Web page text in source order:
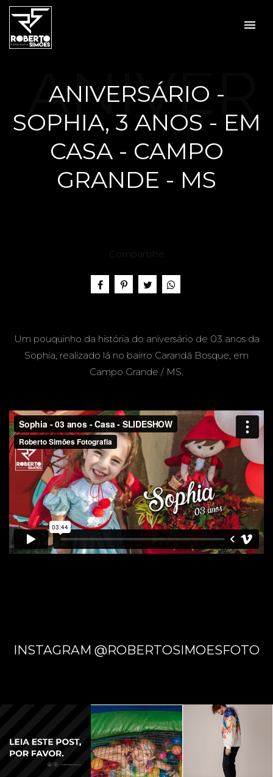
menu
ANIVERSÁRIO -
SOPHIA, 3 ANOS - EM
CASA - CAMPO
GRANDE - MS
ANIVER
SÁRIO -
SOPHI
A, 3
ANOS -
EM
CASA -
GRAND
E - MS
Compartilhe
Um pouquinho da história do aniversário de 03 anos da
Sophia, realizado lá no bairro Carandá Bosque, em
Campo Grande / MS.
INSTAGRAM @ROBERTOSIMOESFOTO